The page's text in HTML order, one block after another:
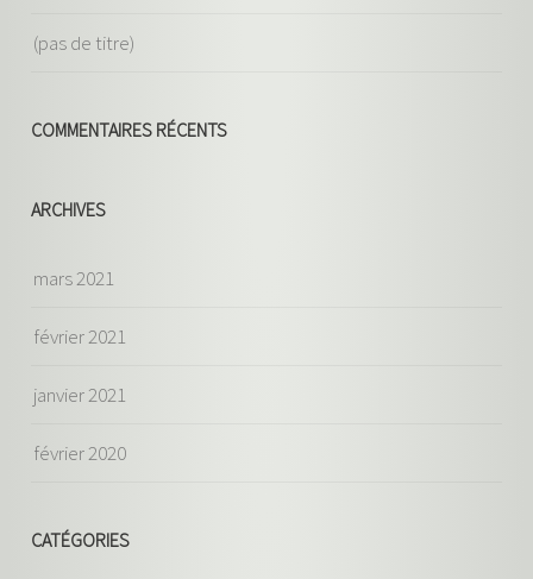
(pas de titre)
COMMENTAIRES RÉCENTS
ARCHIVES
mars 2021
février 2021
janvier 2021
février 2020
CATÉGORIES